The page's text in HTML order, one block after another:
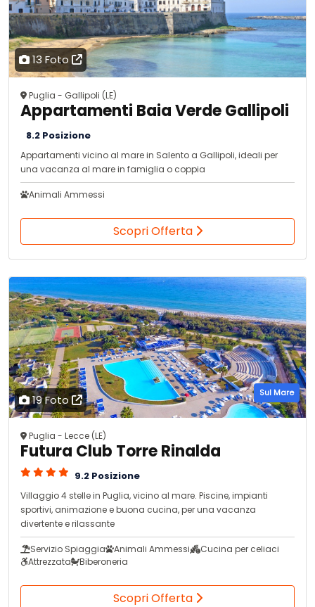
13 Foto
Puglia - Gallipoli (LE)
Appartamenti Baia Verde Gallipoli
8.2 Posizione
Appartamenti vicino al mare in Salento a Gallipoli, ideali per
una vacanza al mare in famiglia o coppia
Animali Ammessi
Scopri Offerta
19 Foto Sul Mare
Puglia - Lecce (LE)
Futura Club Torre Rinalda
9.2 Posizione
Villaggio 4 stelle in Puglia, vicino al mare. Piscine, impianti
sportivi, animazione e buona cucina, per una vacanza
divertente e rilassante
Servizio Spiaggia Animali Ammessi
Cucina per celiaci
Attrezzata
Biberoneria
Scopri Offerta